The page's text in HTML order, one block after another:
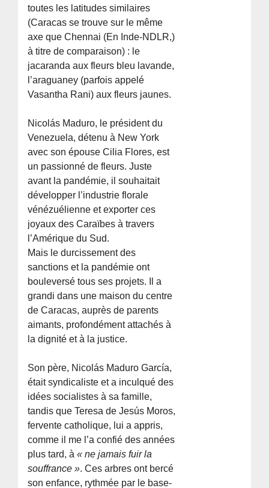
toutes les latitudes similaires
(Caracas se trouve sur le même
axe que Chennai (En Inde-NDLR,)
à titre de comparaison) : le
jacaranda aux fleurs bleu lavande,
l’araguaney (parfois appelé
Vasantha Rani) aux fleurs jaunes.
Nicolás Maduro, le président du
Venezuela, détenu à New York
avec son épouse Cilia Flores, est
un passionné de fleurs. Juste
avant la pandémie, il souhaitait
développer l’industrie florale
vénézuélienne et exporter ces
joyaux des Caraïbes à travers
l’Amérique du Sud.
Mais le durcissement des
sanctions et la pandémie ont
bouleversé tous ses projets. Il a
grandi dans une maison du centre
de Caracas, auprès de parents
aimants, profondément attachés à
la dignité et à la justice.
Son père, Nicolás Maduro García,
était syndicaliste et a inculqué des
idées socialistes à sa famille,
tandis que Teresa de Jesús Moros,
fervente catholique, lui a appris,
comme il me l’a confié des années
plus tard, à« ne jamais fuir la
souffrance ». Ces arbres ont bercé
son enfance, rythmée par le base-